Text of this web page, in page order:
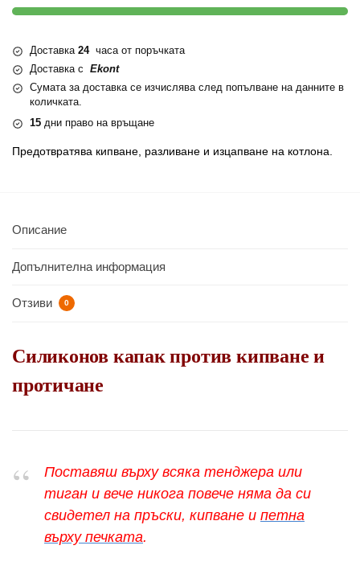
Доставка 24часа от поръчката
Доставка с Ekont
Сумата за доставка се изчислява след попълване на данните в
количката.
15 дни право на връщане
Предотвратява кипване, разливане и изцапване на котлона.
Описание
Допълнителна информация
Отзиви 0
Силиконов капак против кипване и
протичане
Поставяш върху всяка тенджера или
тиган и вече никога повече няма да си
свидетел на пръски, кипване и петна
върху печката.